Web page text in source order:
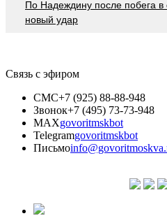
По Надеждину после побега
новый удар
Связь с эфиром
СМС+7 (925) 88-88-948
Звонок+7 (495) 73-73-948
MAXgovoritmskbot
Telegramgovoritmskbot
Письмо